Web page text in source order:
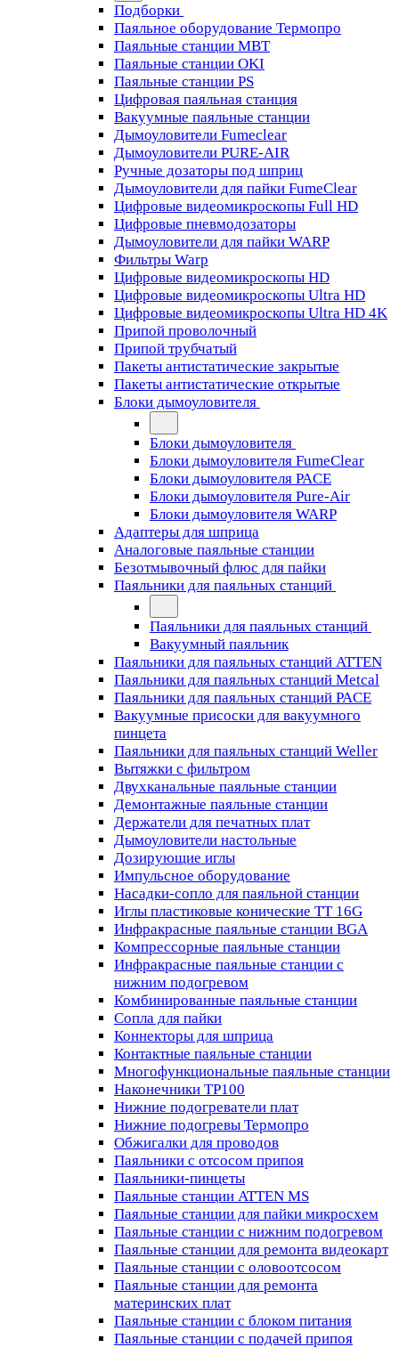
Подборки
Паяльное оборудование Термопро
Паяльные станции MBT
Паяльные станции OKI
Паяльные станции PS
Цифровая паяльная станция
Вакуумные паяльные станции
Дымоуловители Fumeclear
Дымоуловители PURE-AIR
Ручные дозаторы под шприц
Дымоуловители для пайки FumeClear
Цифровые видеомикроскопы Full HD
Цифровые пневмодозаторы
Дымоуловители для пайки WARP
Фильтры Warp
Цифровые видеомикроскопы HD
Цифровые видеомикроскопы Ultra HD
Цифровые видеомикроскопы Ultra HD 4K
Припой проволочный
Припой трубчатый
Пакеты антистатические закрытые
Пакеты антистатические открытые
Блоки дымоуловителя
Блоки дымоуловителя
Блоки дымоуловителя FumeClear
Блоки дымоуловителя PACE
Блоки дымоуловителя Pure-Air
Блоки дымоуловителя WARP
Адаптеры для шприца
Аналоговые паяльные станции
Безотмывочный флюс для пайки
Паяльники для паяльных станций
Паяльники для паяльных станций
Вакуумный паяльник
Паяльники для паяльных станций ATTEN
Паяльники для паяльных станций Metcal
Паяльники для паяльных станций PACE
Вакуумные присоски для вакуумного
пинцета
Паяльники для паяльных станций Weller
Вытяжки с фильтром
Двухканальные паяльные станции
Демонтажные паяльные станции
Держатели для печатных плат
Дымоуловители настольные
Дозирующие иглы
Импульсное оборудование
Насадки-сопло для паяльной станции
Иглы пластиковые конические TT 16G
Инфракрасные паяльные станции BGA
Компрессорные паяльные станции
Инфракрасные паяльные станции с
нижним подогревом
Комбинированные паяльные станции
Сопла для пайки
Коннекторы для шприца
Контактные паяльные станции
Многофункциональные паяльные станции
Наконечники TP100
Нижние подогреватели плат
Нижние подогревы Термопро
Обжигалки для проводов
Паяльники с отсосом припоя
Паяльники-пинцеты
Паяльные станции ATTEN MS
Паяльные станции для пайки микросхем
Паяльные станции с нижним подогревом
Паяльные станции для ремонта видеокарт
Паяльные станции с оловоотсосом
Паяльные станции для ремонта
материнских плат
Паяльные станции с блоком питания
Паяльные станции с подачей припоя